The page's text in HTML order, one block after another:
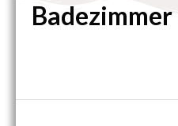
Badezimmer